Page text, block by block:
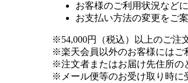
お客様のご利用状況など
お支払い方法の変更をご
※54,000円（税込）以上のご注
※楽天会員以外のお客様にはご
※注文者またはお届け先住所の
※メール便等のお受け取り時に